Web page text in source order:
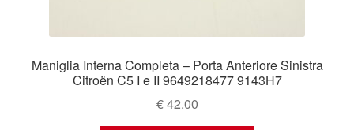
Maniglia Interna Completa – Porta Anteriore Sinistra
Citroën C5 I e II 9649218477 9143H7
€42.00